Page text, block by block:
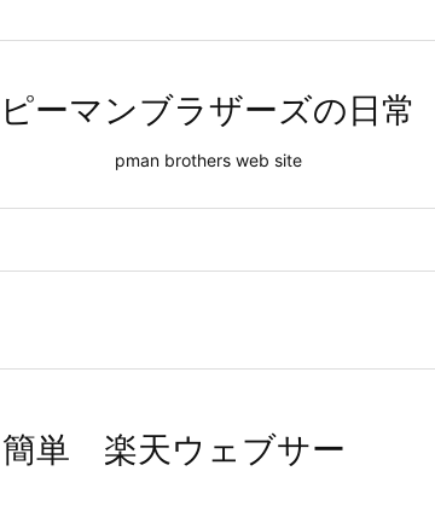
ピーマンブラザーズの日常
pman brothers web site
単 楽天ウェブサー